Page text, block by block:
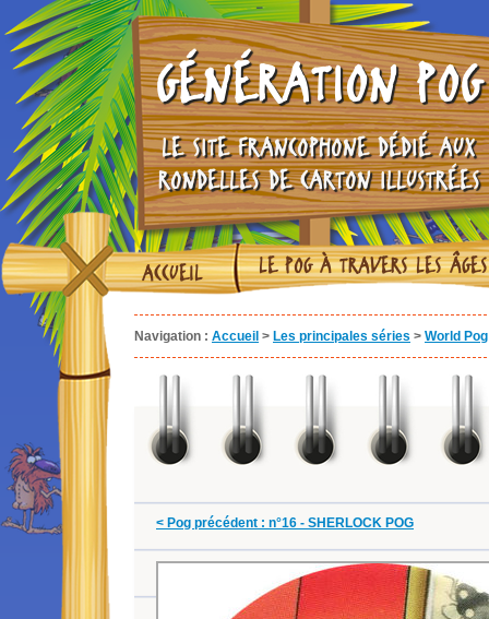
GÉNÉRATION POG
LE SITE FRANCOPHONE DÉDIÉ AUX
RONDELLES DE CARTON ILLUSTRÉES
ACCUEIL LE POG À TRAVERS LES ÂGES
Navigation : Accueil > Les principales séries > World
< Pog précédent : n°16 - SHERLOCK POG